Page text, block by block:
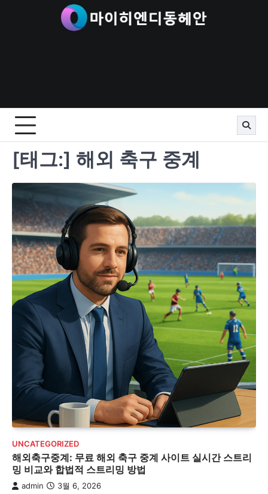
[태그:] 해외 축구 중계
UNCATEGORIZED
해외축구중계: 무료 해외 축구 중계 사이트 실시간 스트리
밍 비교와 합법적 스트리밍 방법
admin 3월 6, 2026